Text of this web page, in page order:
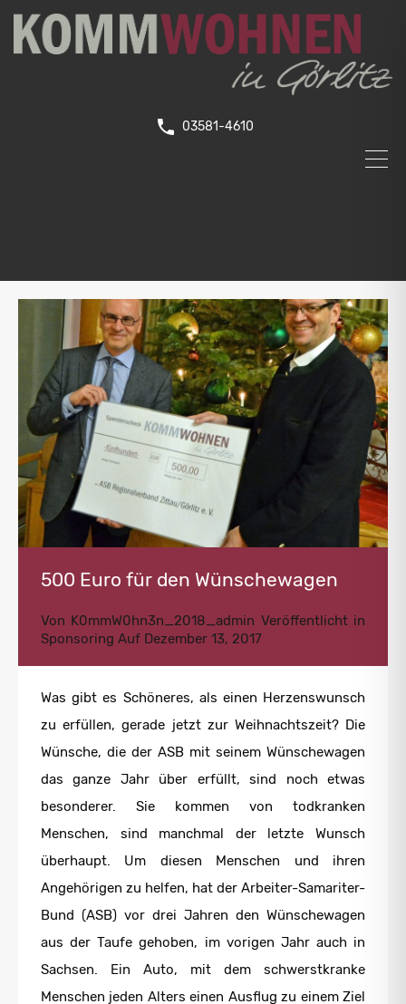
03581-4610
500 Euro für den Wünschewagen
Von K0mmW0hn3n_2018_admin Veröffentlicht in
Sponsoring Auf Dezember 13, 2017
Was gibt es Schöneres, als einen Herzenswunsch
zu erfüllen, gerade jetzt zur Weihnachtszeit? Die
Wünsche, die der ASB mit seinem Wünschewagen
das ganze Jahr über erfüllt, sind noch etwas
besonderer. Sie kommen von todkranken
Menschen, sind manchmal der letzte Wunsch
überhaupt. Um diesen Menschen und ihren
Angehörigen zu helfen, hat der Arbeiter-Samariter-
Bund (ASB) vor drei Jahren den Wünschewagen
aus der Taufe gehoben, im vorigen Jahr auch in
Sachsen. Ein Auto, mit dem schwerstkranke
Menschen jeden Alters einen Ausflug zu einem Ziel